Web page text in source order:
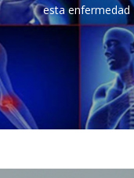
esta enfermedad